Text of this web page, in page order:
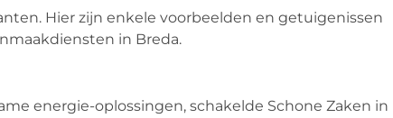
Hier zijn enkele voorbeelden en getuigenissen
in Breda.
energie-oplossingen, schakelde Schone Zaken in